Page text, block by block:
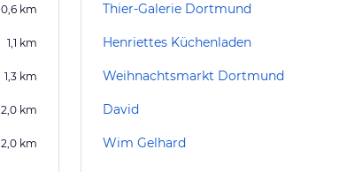
0,6 km
1,1 km
1,3 km
2,0 km
2,0 km
Thier-Galerie Dortmund
Henriettes Küchenladen
Weihnachtsmarkt Dortmund
David
Wim Gelhard